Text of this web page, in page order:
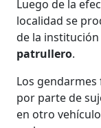
Luego de la
localidad se
de la
patrullero.
Los
por parte de
en otro